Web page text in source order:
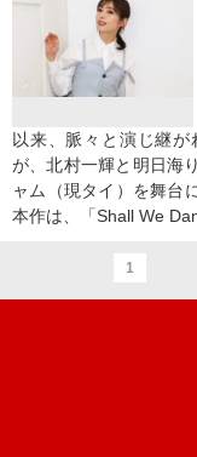
以来、脈々と演じ継が
が、北村一輝と明日海
ャム（現タイ）を舞台
本作は、「Shall We
1